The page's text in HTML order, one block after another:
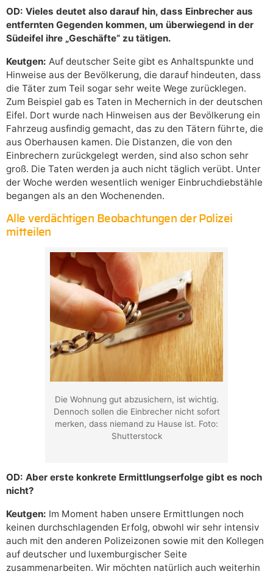
OD: Vieles deutet also darauf hin, dass Einbrecher aus
entfernten Gegenden kommen, um überwiegend in der
Südeifel ihre „Geschäfte“ zu tätigen.
Keutgen: Auf deutscher Seite gibt es Anhaltspunkte und
Hinweise aus der Bevölkerung, die darauf hindeuten, dass
die Täter zum Teil sogar sehr weite Wege zurücklegen.
Zum Beispiel gab es Taten in Mechernich in der deutschen
Eifel. Dort wurde nach Hinweisen aus der Bevölkerung ein
Fahrzeug ausfindig gemacht, das zu den Tätern führte, die
aus Oberhausen kamen. Die Distanzen, die von den
Einbrechern zurückgelegt werden, sind also schon sehr
groß. Die Taten werden ja auch nicht täglich verübt. Unter
der Woche werden wesentlich weniger Einbruchdiebstähle
begangen als an den Wochenenden.
Alle verdächtigen Beobachtungen der Polizei
mitteilen
Die Wohnung gut abzusichern, ist wichtig.
Dennoch sollen die Einbrecher nicht sofort
merken, dass niemand zu Hause ist. Foto:
Shutterstock
OD: Aber erste konkrete Ermittlungserfolge gibt es noch
nicht?
Keutgen: Im Moment haben unsere Ermittlungen noch
keinen durchschlagenden Erfolg, obwohl wir sehr intensiv
auch mit den anderen Polizeizonen sowie mit den Kollegen
auf deutscher und luxemburgischer Seite
zusammenarbeiten. Wir möchten natürlich auch weiterhin